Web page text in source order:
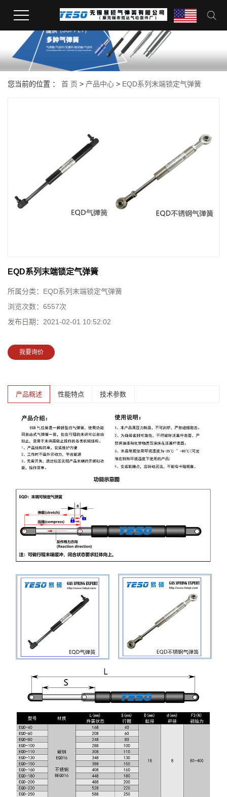
您当前的位置 ： 首 页 > 产品中心 > EQD系列末端锁定气弹簧
EQD系列末端锁定气弹簧
所属分类： EQD系列末端锁定气弹簧
浏览次数： 6557次
发布日期： 2021-02-01 10:52:02
我要询价
产品概述 性能特点 技术参数